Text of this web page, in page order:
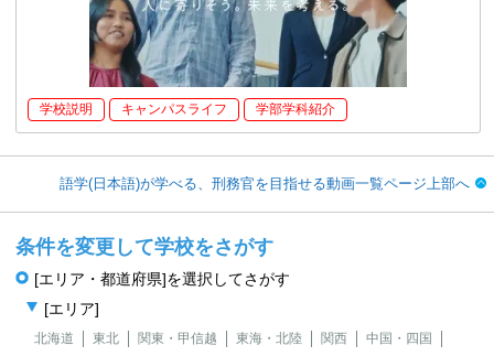
学校説明 キャンパスライフ 学部学科紹介
語学(日本語)が学べる、刑務官を目指せる動画一覧ページ上部へ
条件を変更して学校をさがす
[エリア・都道府県]を選択してさがす
[エリア]
北海道 東北 関東・甲信越 東海・北陸 関西
中国・四国